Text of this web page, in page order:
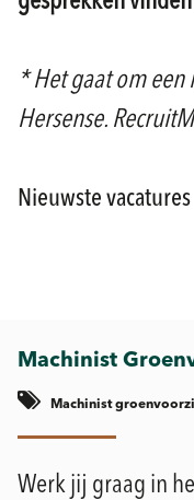
* Het gaat om een
Hersense.
Nieuwste vacatures
Machinist
Machinist
Werk jij graag in